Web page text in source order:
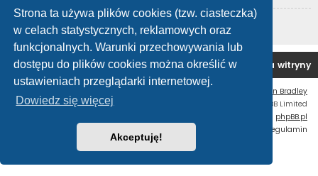
Strona ta używa plików cookies (tzw. ciasteczka)
w celach statystycznych, reklamowych oraz
funkcjonalnych. Warunki przechowywania lub
dostępu do plików cookies można określić w
ustawieniach przeglądarki internetowej.
Dowiedz się więcej
Akceptuję!
Zarejestruj się
Forum OC PL Strona główna Usuń ciasteczka witryny
Ian Bradley
Technologię dostarcza
® Forum Software © phpBB Limited
phpBB.pl
Regulamin